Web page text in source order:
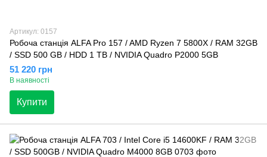
Артикул: 0157
Робоча станція ALFA Pro 157 / AMD Ryzen 7 5800X / RAM 32GB
/ SSD 500 GB / HDD 1 TB / NVIDIA Quadro P2000 5GB
51 220 грн
В наявності
Купити